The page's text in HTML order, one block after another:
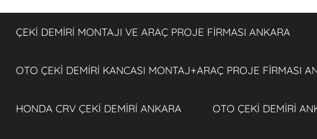
ÇEKİ DEMİRİ MONTAJI VE ARAÇ PROJE FİRMASI ANKARA
OTO ÇEKİ DEMİRİ KANCASI MONTAJ+ARAÇ PROJE FİRMASI
HONDA CRV ÇEKİ DEMİRİ ANKARA OTO ÇEKİ DEMİRİ